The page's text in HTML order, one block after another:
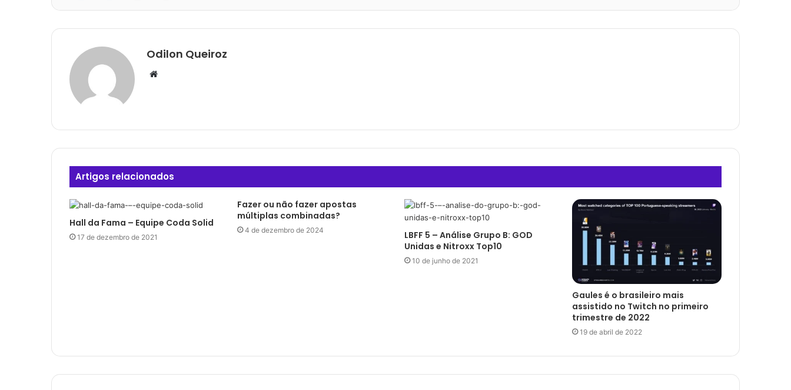
Odilon Queiroz
Website
Artigos relacionados
Hall da Fama – Equipe Coda Solid
17 de dezembro de 2021
Fazer ou não fazer apostas
múltiplas combinadas?
4 de dezembro de 2024
LBFF 5 – Análise Grupo B: GOD
Unidas e Nitroxx Top10
10 de junho de 2021
Gaules é o brasileiro mais
assistido no Twitch no primeiro
trimestre de 2022
19 de abril de 2022